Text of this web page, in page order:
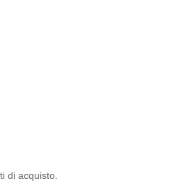
di acquisto.